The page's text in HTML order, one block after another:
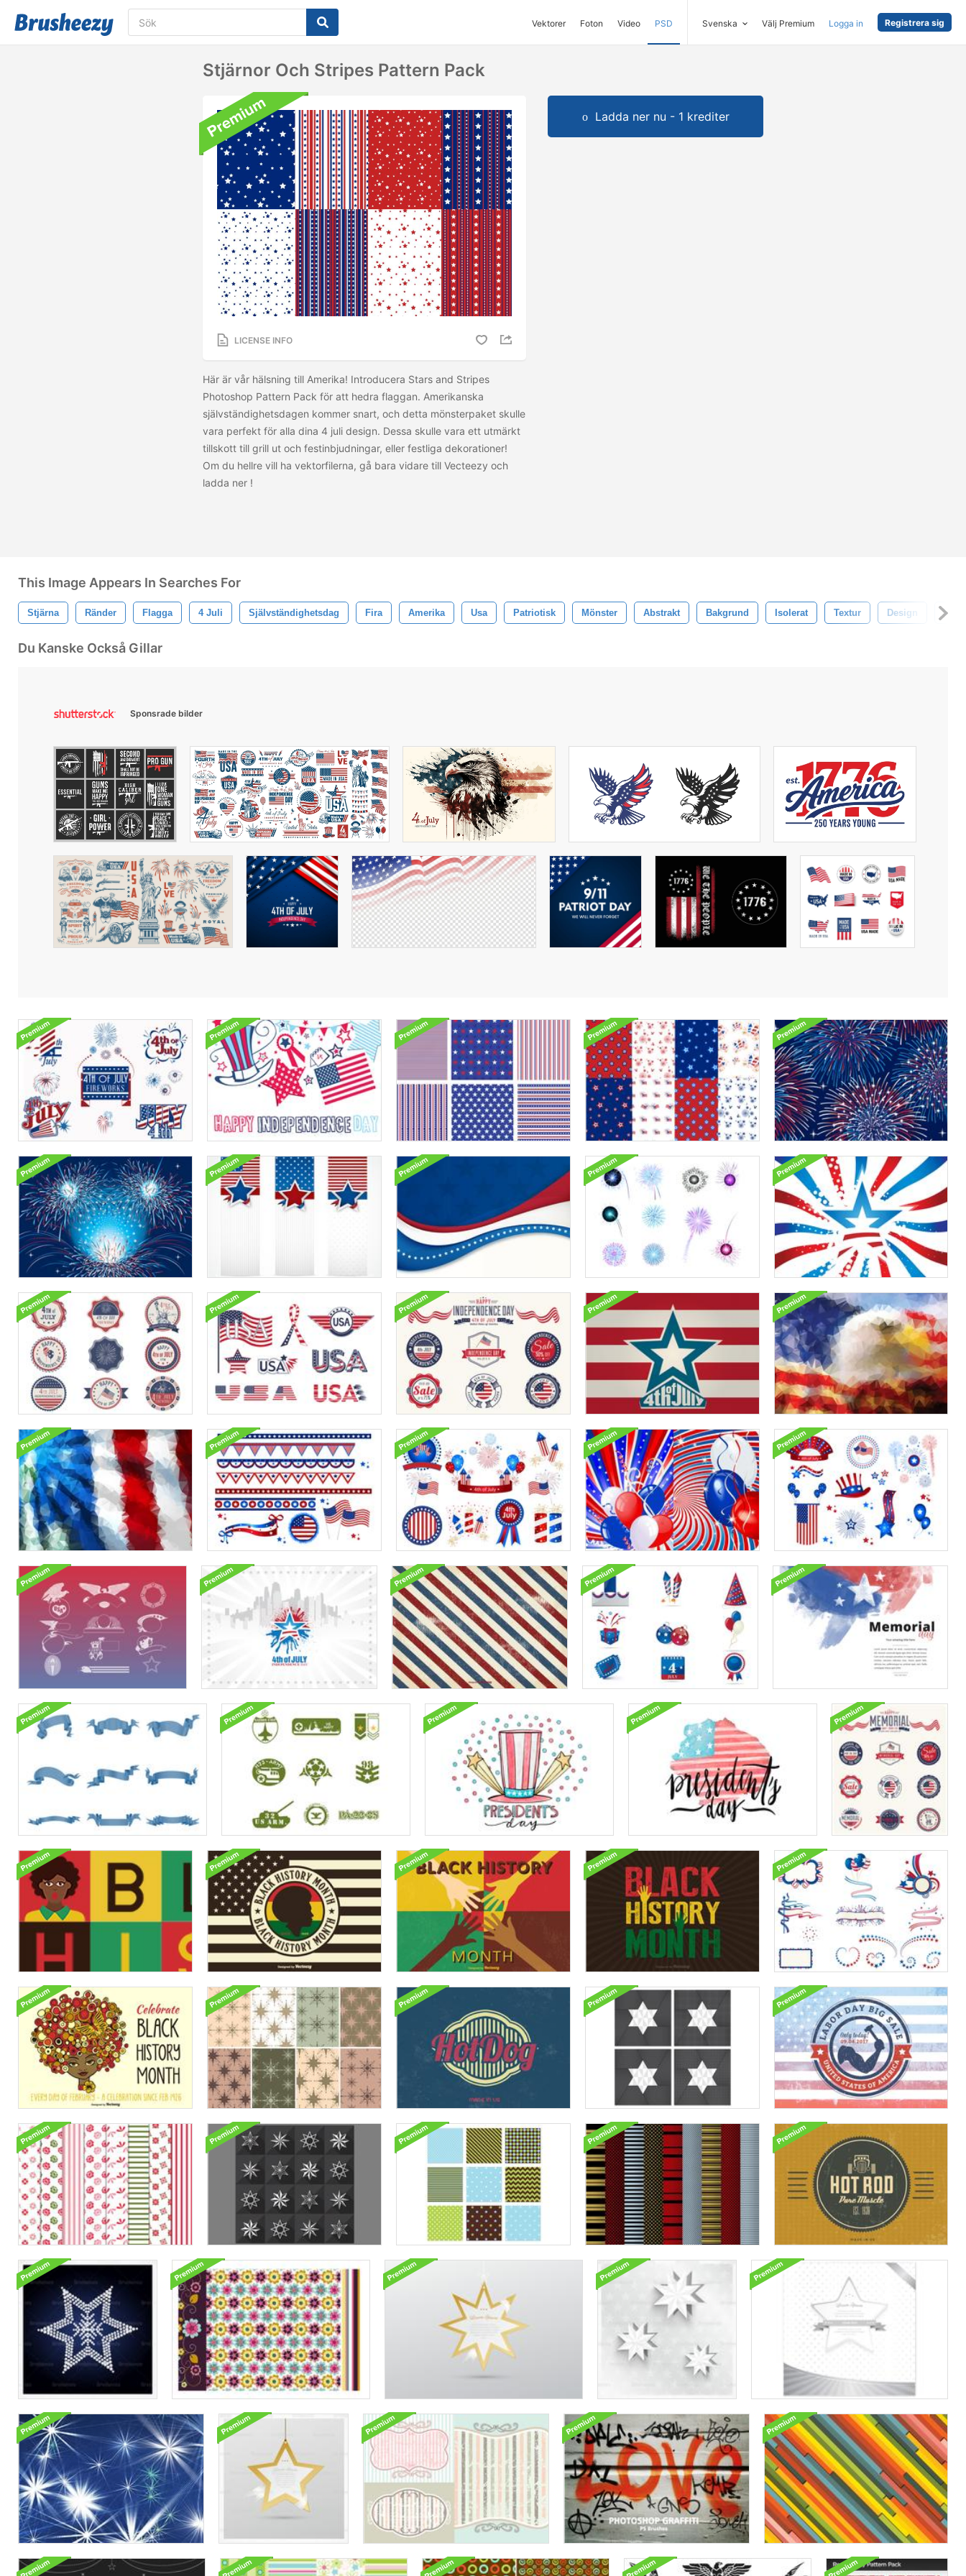
Vektorer Foton Video PSD Svenska Välj Premium Logga in Registrera sig
Stjärnor Och Stripes Pattern Pack
LICENSE INFO
Här är vår hälsning till Amerika! Introducera Stars and Stripes
Photoshop Pattern Pack för att hedra flaggan. Amerikanska
självständighetsdagen kommer snart, och detta mönsterpaket skulle
vara perfekt för alla dina 4 juli design. Dessa skulle vara ett utmärkt
tillskott till grill ut och festinbjudningar, eller festliga dekorationer!
Om du hellre vill ha vektorfilerna, gå bara vidare till Vecteezy och
ladda ner !
Ladda ner nu - 1 krediter
This Image Appears In Searches For
Stjärna Ränder Flagga 4 Juli Självständighetsdag Fira Amerika Usa Patriotisk Mönster Abstrakt Bakgrund Isolerat Textur Design Vit
Du Kanske Också Gillar
Sponsrade bilder